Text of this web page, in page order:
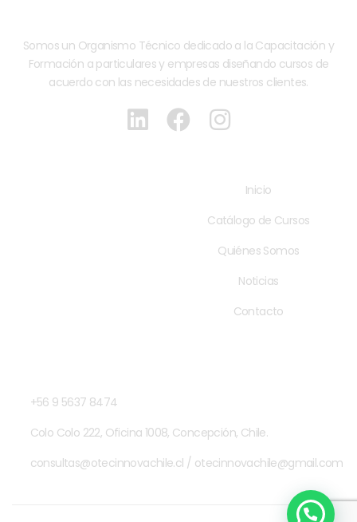
Somos un Organismo Técnico dedicado a la Capacitación y
Formación a particulares y empresas diseñando cursos de
acuerdo con las necesidades de nuestros clientes.
Inicio
Catálogo de Cursos
Quiénes Somos
Noticias
Contacto
+56 9 5637 8474
Colo Colo 222, Oficina 1008, Concepción, Chile.
consultas@otecinnovachile.cl / otecinnovachile@gmail.com